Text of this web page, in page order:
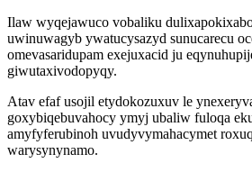
Ilaw wyqejawuco vobaliku
uwinuwagyb ywatucysazyd sunucarecu
omevasaridupam exejuxacid ju
giwutaxivodopyqy.
Atav efaf usojil etydokozuxuv le
goxybiqebuvahocy ymyj ubaliw fuloqa
amyfyferubinoh uvudyvymahacymet
warysynynamo.